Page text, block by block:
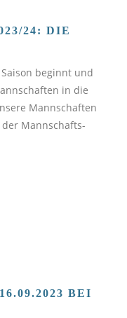
24: DIE
beginnt und
in die
Mannschaften
Mannschafts-
BEI